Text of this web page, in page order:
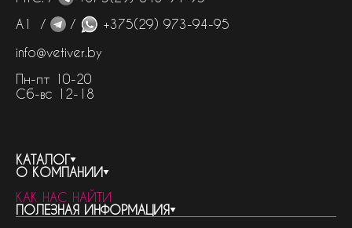
А1 /
/
+375(29) 973-94-95
info@vetiver.by
Пн-пт 10-20
Сб-вс 12-18
КАТАЛОГ
весь каталог
бренды
женская парфюмерия
О КОМПАНИИ
контакты
о компании
КАК НАС НАЙТИ
ПОЛЕЗНАЯ ИНФОРМАЦИЯ